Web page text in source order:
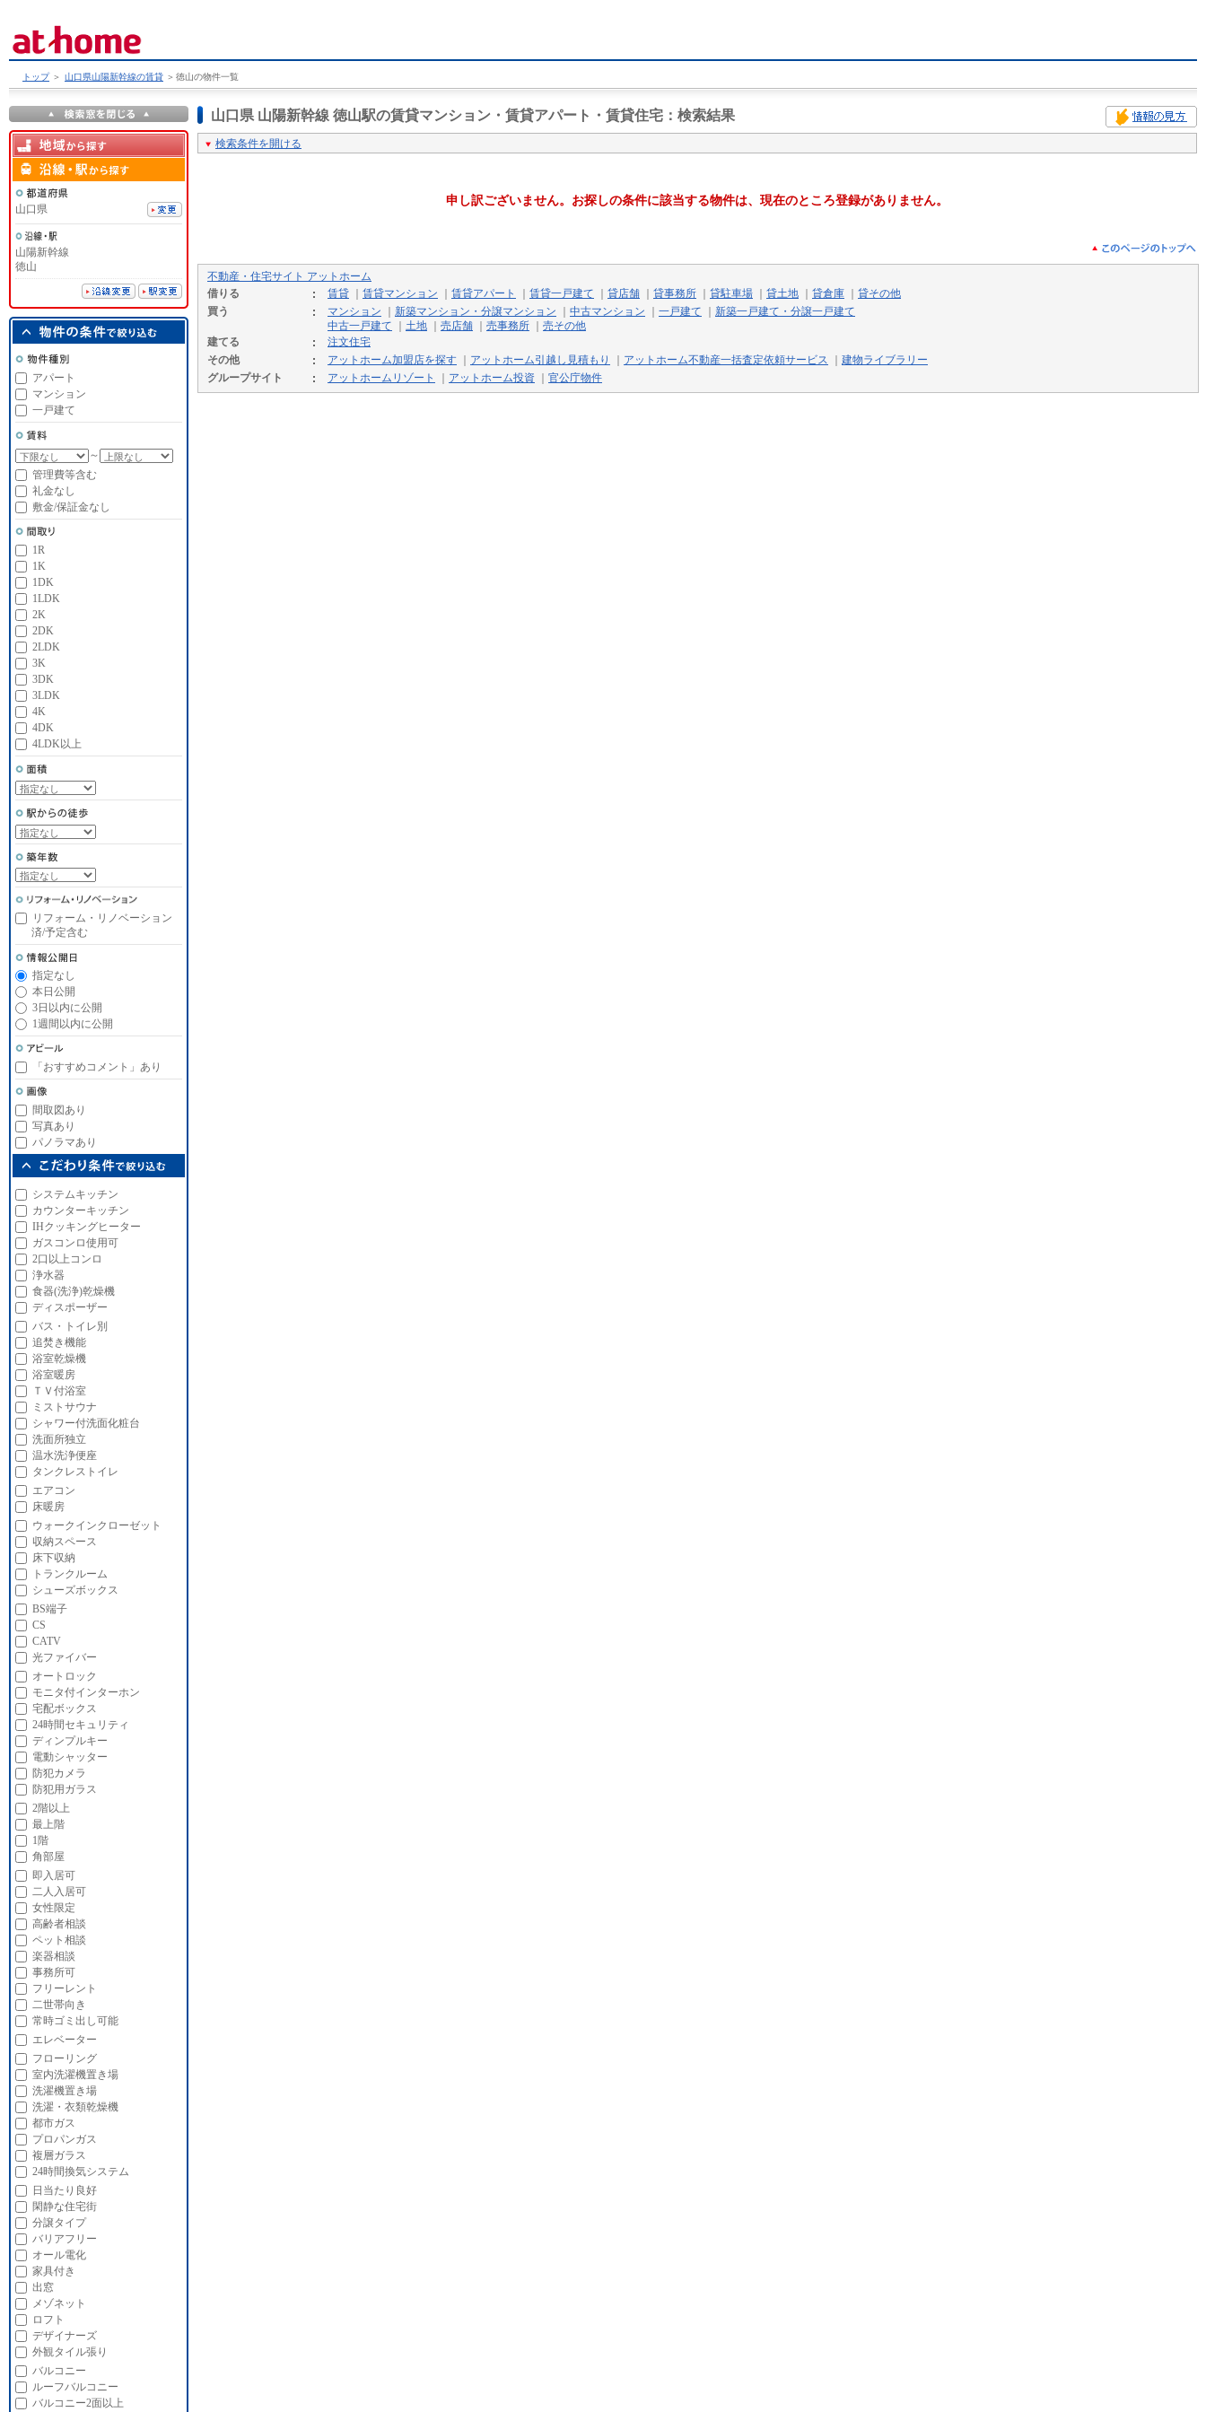
トップ ＞ 山口県山陽新幹線の賃貸 ＞ 徳山の物件一覧
山口県 山陽新幹線 徳山駅の賃貸マンション・賃貸アパート・賃貸住宅 ：検索結果
検索条件を開ける
申し訳ございません。お探しの条件に該当する物件は、現在のところ登録がありません。
不動産・住宅サイト アットホーム
借りる
賃貸 賃貸マンション 賃貸アパート 賃貸一戸建て 貸店舗 貸事務所 貸駐車場 貸土地 貸倉庫
貸その他
買う
マンション 新築マンション・分譲マンション 中古マンション 一戸建て
新築一戸建て・分譲一戸建て
中古一戸建て
土地 売店舗 売事務所
売その他
建てる
注文住宅
その他
アットホーム加盟店を探す アットホーム引越し見積もり アットホーム不動産一括査定依頼サービス
建物ライブラリー
グループサイト
アットホームリゾート アットホーム投資 官公庁物件
山口県
山陽新幹線
徳山
アパート
マンション
一戸建て
～
管理費等含む
礼金なし
敷金/保証金なし
1R
1K
1DK
1LDK
2K
2DK
2LDK
3K
3DK
3LDK
4K
4DK
4LDK以上
リフォーム・リノベーション
済/予定含む
指定なし
本日公開
3日以内に公開
1週間以内に公開
「おすすめコメント」あり
間取図あり
写真あり
パノラマあり
システムキッチン
カウンターキッチン
IHクッキングヒーター
ガスコンロ使用可
2口以上コンロ
浄水器
食器(洗浄)乾燥機
ディスポーザー
バス・トイレ別
追焚き機能
浴室乾燥機
浴室暖房
ＴＶ付浴室
ミストサウナ
シャワー付洗面化粧台
洗面所独立
温水洗浄便座
タンクレストイレ
エアコン
床暖房
ウォークインクローゼット
収納スペース
床下収納
トランクルーム
シューズボックス
BS端子
CS
CATV
光ファイバー
オートロック
モニタ付インターホン
宅配ボックス
24時間セキュリティ
ディンプルキー
電動シャッター
防犯カメラ
防犯用ガラス
2階以上
最上階
1階
角部屋
即入居可
二人入居可
女性限定
高齢者相談
ペット相談
楽器相談
事務所可
フリーレント
二世帯向き
常時ゴミ出し可能
エレベーター
フローリング
室内洗濯機置き場
洗濯機置き場
洗濯・衣類乾燥機
都市ガス
プロパンガス
複層ガラス
24時間換気システム
日当たり良好
閑静な住宅街
分譲タイプ
バリアフリー
オール電化
家具付き
出窓
メゾネット
ロフト
デザイナーズ
外観タイル張り
バルコニー
ルーフバルコニー
バルコニー2面以上